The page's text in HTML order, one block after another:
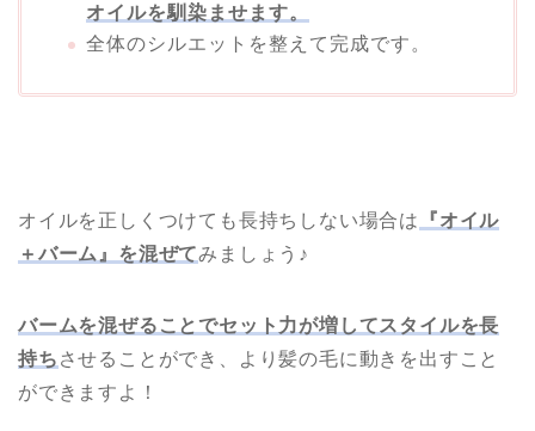
オイルを馴染ませます。
全体のシルエットを整えて完成です。
オイルを正しくつけても長持ちしない場合は
『オイル
＋バーム』を混ぜてみましょう♪
バームを混ぜることでセット力が増してスタイルを長
持ち させることができ、より髪の毛に動きを出すこと
ができますよ！